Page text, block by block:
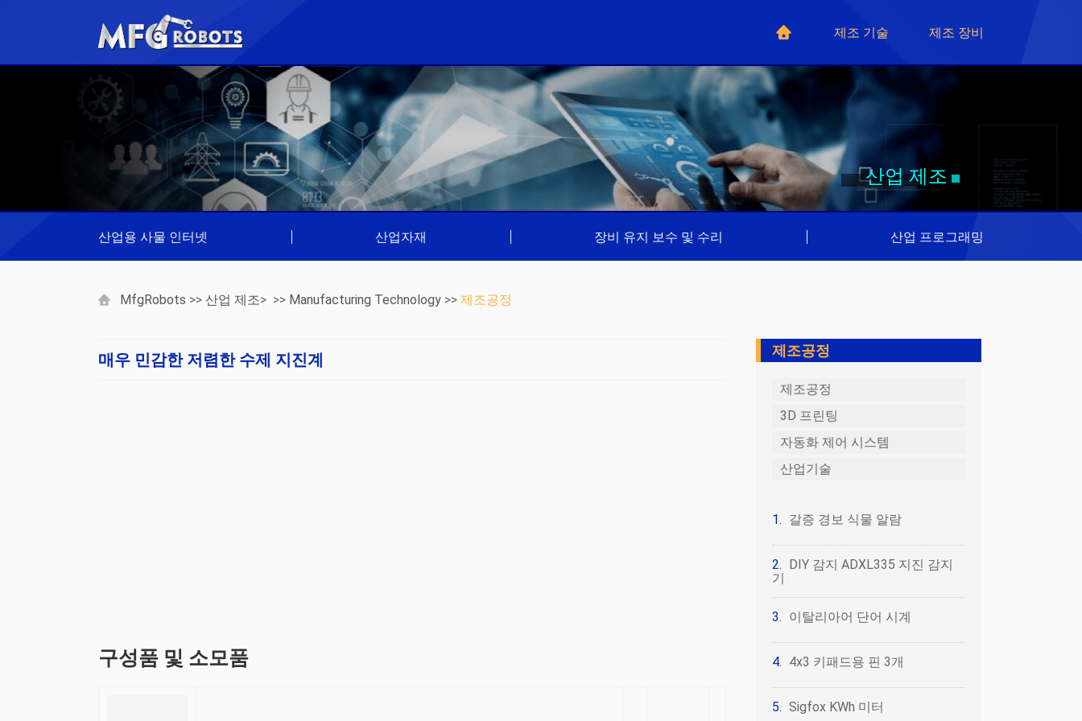
제조 기술 제조 장비
산업 제조
산업용 사물 인터넷 산업자재 장비 유지 보수 및 수리 산업 프로그래밍
MfgRobots >> 산업 제조> >> Manufacturing Technology >> 제조공정
매우 민감한 저렴한 수제 지진계
구성품 및 소모품
제조공정
제조공정
3D 프린팅
자동화 제어 시스템
산업기술
갈증 경보 식물 알람
DIY 감지 ADXL335 지진 감지
기
이탈리아어 단어 시계
4x3 키패드용 핀 3개
Sigfox KWh 미터